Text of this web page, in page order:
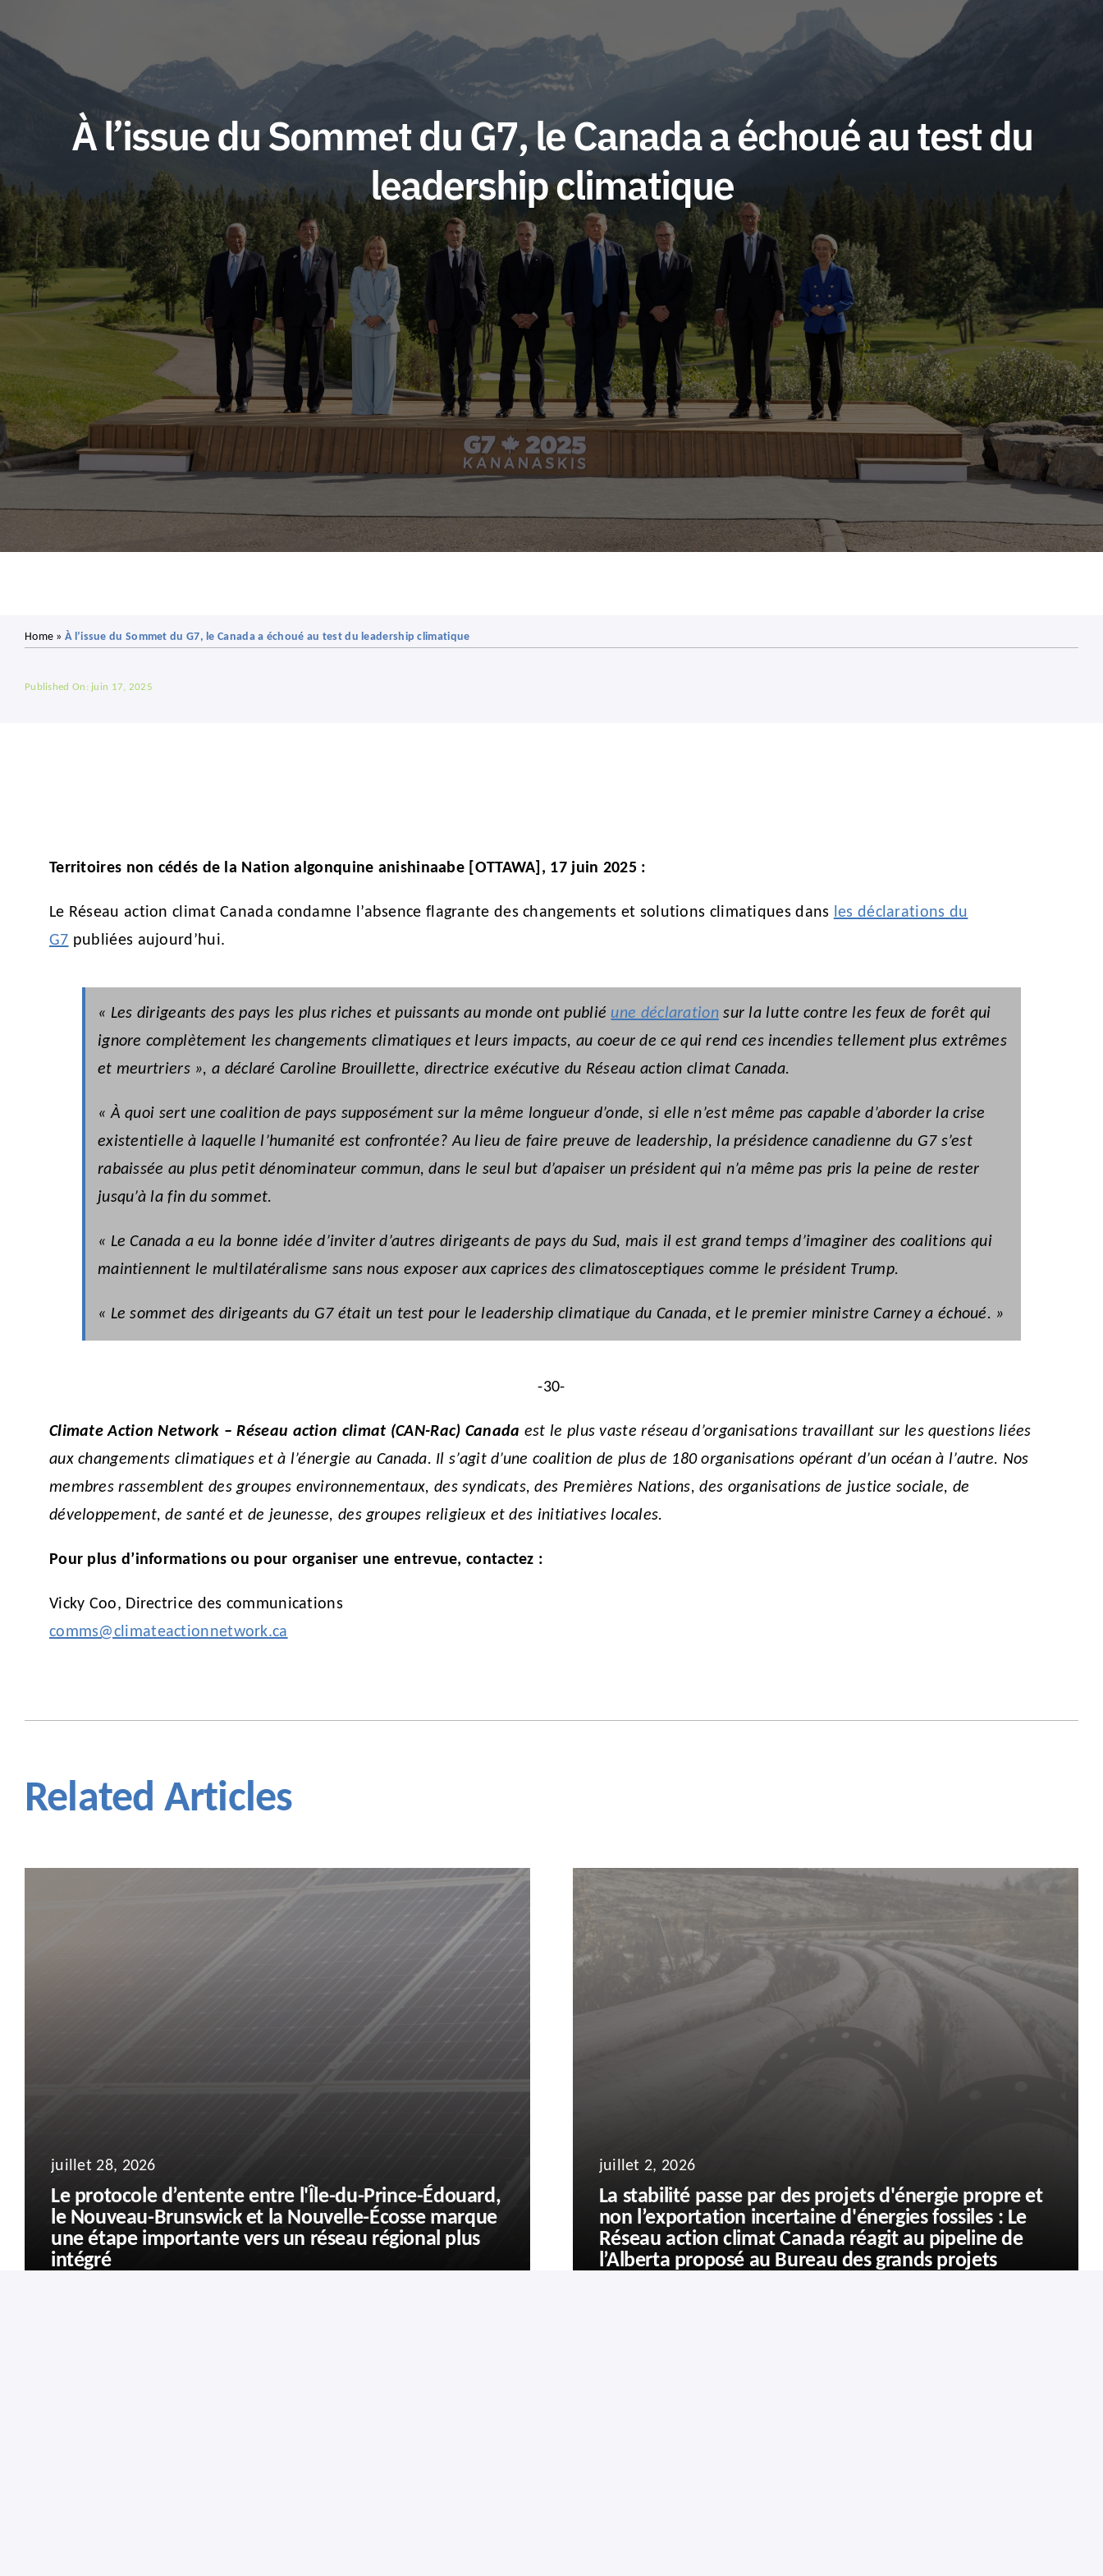
À l’issue du Sommet du G7, le Canada a échoué au test du
leadership climatique
Home »À l’issue du Sommet du G7, le Canada a échoué au test du leadership climatique
Published On: juin 17, 2025
Territoires non cédés de la Nation algonquine anishinaabe [OTTAWA], 17 juin 2025 :
Le Réseau action climat Canada condamne l’absence flagrante des changements et solutions climatiques dans les déclarations du
G7 publiées aujourd’hui.
« Les dirigeants des pays les plus riches et puissants au monde ont publié une déclarationsur la lutte contre les feux de forêt qui
ignore complètement les changements climatiques et leurs impacts, au coeur de ce qui rend ces incendies tellement plus extrêmes
et meurtriers », a déclaré Caroline Brouillette, directrice exécutive du Réseau action climat Canada.
« À quoi sert une coalition de pays supposément sur la même longueur d’onde, si elle n’est même pas capable d’aborder la crise
existentielle à laquelle l’humanité est confrontée? Au lieu de faire preuve de leadership, la présidence canadienne du G7 s’est
rabaissée au plus petit dénominateur commun, dans le seul but d’apaiser un président qui n’a même pas pris la peine de rester
jusqu’à la fin du sommet.
« Le Canada a eu la bonne idée d’inviter d’autres dirigeants de pays du Sud, mais il est grand temps d’imaginer des coalitions qui
maintiennent le multilatéralisme sans nous exposer aux caprices des climatosceptiques comme le président Trump.
« Le sommet des dirigeants du G7 était un test pour le leadership climatique du Canada, et le premier ministre Carney a échoué. »
-30-
Climate Action Network – Réseau action climat (CAN-Rac) Canada est le plus vaste réseau d’organisations travaillant sur les questions liées
aux changements climatiques et à l’énergie au Canada. Il s’agit d’une coalition de plus de 180 organisations opérant d’un océan à l’autre. Nos
membres rassemblent des groupes environnementaux, des syndicats, des Premières Nations, des organisations de justice sociale, de
développement, de santé et de jeunesse, des groupes religieux et des initiatives locales.
Pour plus d’informations ou pour organiser une entrevue, contactez :
Vicky Coo, Directrice des communications
comms@climateactionnetwork.ca
Related Articles
juillet 28, 2026
Le protocole d’entente entre l'Île-du-Prince-Édouard,
le Nouveau-Brunswick et la Nouvelle-Écosse marque
une étape importante vers un réseau régional plus
intégré
juillet 2, 2026
La stabilité passe par des projets d'énergie propre et
non l’exportation incertaine d'énergies fossiles : Le
Réseau action climat Canada réagit au pipeline de
l’Alberta proposé au Bureau des grands projets